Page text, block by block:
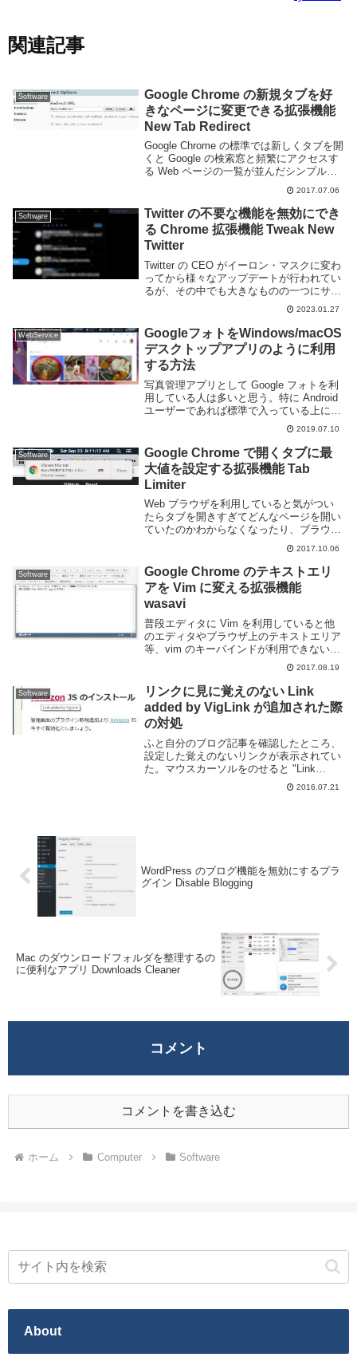
関連記事
Software
Google Chrome の新規タブを好
きなページに変更できる拡張機能
New Tab Redirect
Google Chrome の標準では新しくタブを開
くと Google の検索窓と頻繁にアクセスす
る Web ページの一覧が並んだシンプルな
画面が表示されます。新規タブページは良
く利用する機能な為、カスタマイズする拡
張機能には様々な種類の物...
2017.07.06
Software
Twitter の不要な機能を無効にでき
る Chrome 拡張機能 Tweak New
Twitter
Twitter の CEO がイーロン・マスクに変わ
ってから様々なアップデートが行われてい
るが、その中でも大きなものの一つにサー
ドパーティ製 Twitter クライアントの制限
がある。これにより非公式クライアントが
使えなくなったため、公式 ...
2023.01.27
WebService
GoogleフォトをWindows/macOS
デスクトップアプリのように利用
する方法
写真管理アプリとして Google フォトを利
用している人は多いと思う。特に Android
ユーザーであれば標準で入っている上に撮
った写真を自動的にクラウドへバックアッ
プできるため、利用者は多いだろう。この
Google フォト、スマホア...
2019.07.10
Software
Google Chrome で開くタブに最
大値を設定する拡張機能 Tab
Limiter
Web ブラウザを利用していると気がつい
たらタブを開きすぎてどんなページを開い
ていたのかわからなくなったり、ブラウザ
の動作が遅くなって困る事があります。な
るべく利用しないタブは閉じておきたいと
ころですが、「後で使うかもしれない」と
思うとなか...
2017.10.06
Software
Google Chrome のテキストエリ
アを Vim に変える拡張機能
wasavi
普段エディタに Vim を利用していると他
のエディタやブラウザ上のテキストエリア
等、vim のキーバインドが利用できない環
境下ではストレスが溜まるものだ。自分も
ブログのように長文を書く場合は基本的に
は GVIM を開いてその上でテキストの編...
2017.08.19
Software
リンクに見に覚えのない Link
added by VigLink が追加された際
の対処
ふと自分のブログ記事を確認したところ、
設定した覚えのないリンクが表示されてい
た。マウスカーソルをのせると "Link
added by VigLink" と表示されていた。設
定されたキーワードに自動的にリンクを張
2016.07.21
WordPress のブログ機能を無効にするプラ
グイン Disable Blogging
Mac のダウンロードフォルダを整理するの
に便利なアプリ Downloads Cleaner
コメント
コメントを書き込む
ホーム Computer Software
About